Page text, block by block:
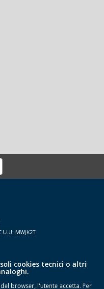
MWJK2T
cookies tecnici o altri
browser, l'utente accetta. Per